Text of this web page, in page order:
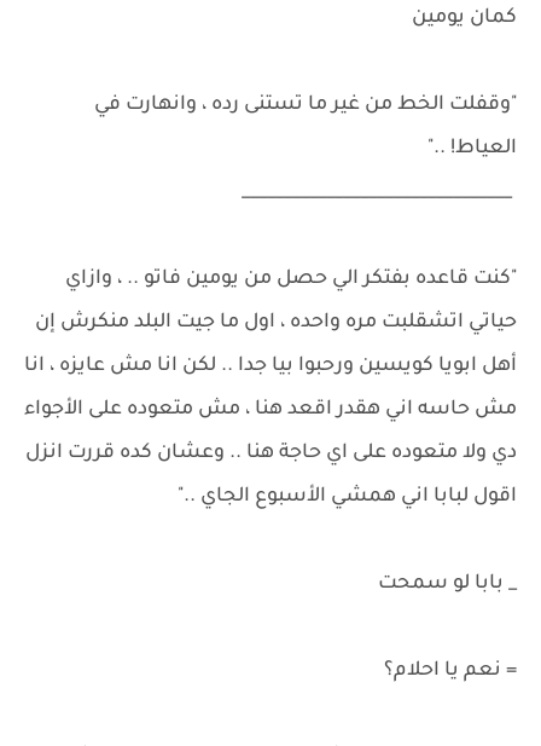
كمان يومين
"وقفلت الخط من غير ما تستنى رده ، وانهارت في
العياط! .."
________________________________
"كنت قاعده بفتكر الي حصل من يومين فاتو .. ، وازاي
حياتي اتشقلبت مره واحده ، اول ما جيت البلد منكرش إن
أهل ابويا كويسين ورحبوا بيا جدا .. لكن انا مش عايزه ، انا
مش حاسه اني هقدر اقعد هنا ، مش متعوده على الأجواء
دي ولا متعوده على اي حاجة هنا .. وعشان كده قررت انزل
اقول لبابا اني همشي الأسبوع الجاي .."
_ بابا لو سمحت
= نعم يا احلام؟